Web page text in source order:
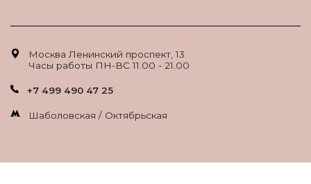
Москва Ленинский проспект, 13
Часы работы ПН-ВС 11.00 - 21.00
+7 499 490 47 25
Шаболовская / Октябрьская